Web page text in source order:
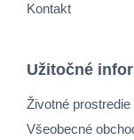
Kontakt
Užitočné
Životné prostredie
Všeobecné